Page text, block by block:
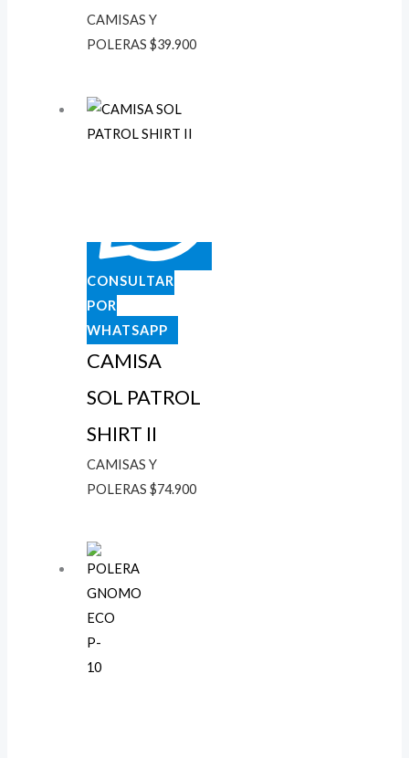
CAMISAS Y
POLERAS$39.900
CONSULTAR
POR
WHATSAPP
CAMISA
SOL PATROL
SHIRT II
CAMISAS Y
POLERAS$74.900